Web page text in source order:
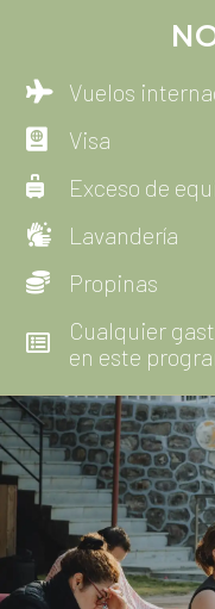
Reuniones
para el viaje
Kit de
Vuelos
Exceso de
Lavandería
Propinas
Cualquier
en este